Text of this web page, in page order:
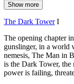
Show more
The Dark TowerI
The opening chapter
gunslinger, in a world
nemesis, The Man in
is the Dark Tower, the
power is failing,